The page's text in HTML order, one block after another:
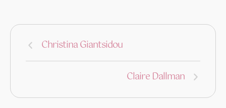
Christina Giantsidou
Claire Dallman